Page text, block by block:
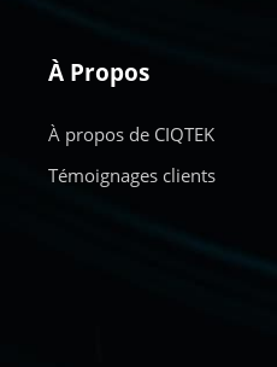
À Propos
À propos de CIQTEK
Témoignages clients